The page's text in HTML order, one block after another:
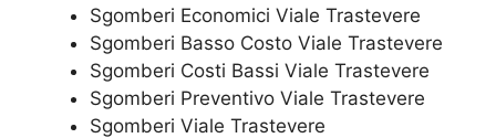
Sgomberi Economici Viale Trastevere
Sgomberi Basso Costo Viale Trastevere
Sgomberi Costi Bassi Viale Trastevere
Sgomberi Preventivo Viale Trastevere
Sgomberi Viale Trastevere